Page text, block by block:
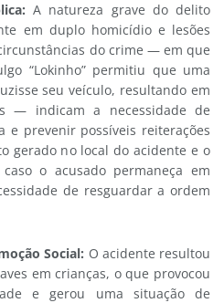
A natureza grave do delito
em duplo homicídio e lesões
do crime — em que
“Lokinho” permitiu que uma
seu veículo, resultando em
— indicam a necessidade de
e prevenir possíveis reiterações
gerado no local do acidente e o
o acusado permaneça em
de resguardar a ordem
Social: O acidente resultou
em crianças, o que provocou
e gerou uma situação de